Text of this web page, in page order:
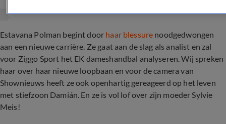
Estavana Polman begint door haar blessure noodgedwongen
aan een nieuwe carrière. Ze gaat aan de slag als analist en zal
voor Ziggo Sport het EK dameshandbal analyseren. Wij spreken
haar over haar nieuwe loopbaan en voor de camera van
Shownieuws heeft ze ook openhartig gereageerd op het leven
met stiefzoon Damián. En ze is vol lof over zijn moeder Sylvie
Meis!